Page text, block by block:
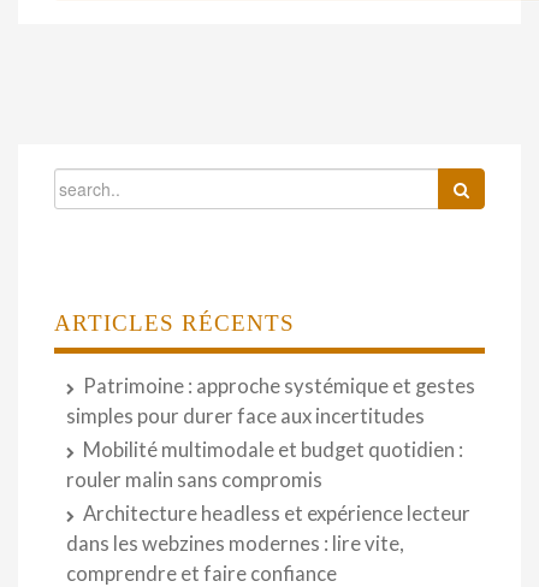
ARTICLES RÉCENTS
Patrimoine : approche systémique et gestes
simples pour durer face aux incertitudes
Mobilité multimodale et budget quotidien :
rouler malin sans compromis
Architecture headless et expérience lecteur
dans les webzines modernes : lire vite,
comprendre et faire confiance